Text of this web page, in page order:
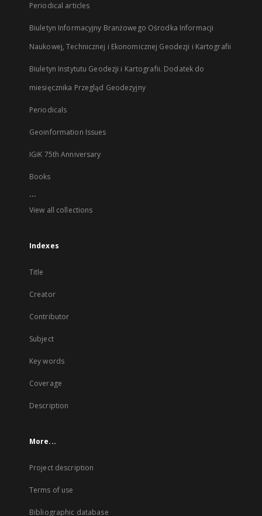
Periodical articles
Biuletyn Informacyjny Branżowego Ośrodka Informacji
Naukowej, Technicznej i Ekonomicznej Geodezji i Kartografii
Biuletyn Instytutu Geodezji i Kartografii. Dodatek do
miesięcznika Przegląd Geodezyjny
Periodicals
Geoinformation Issues
IGiK 75th Anniversary
Books
...
View all collections
Indexes
Title
Creator
Contributor
Subject
Key words
Coverage
Description
More...
Project description
Terms of use
Bibliographic database